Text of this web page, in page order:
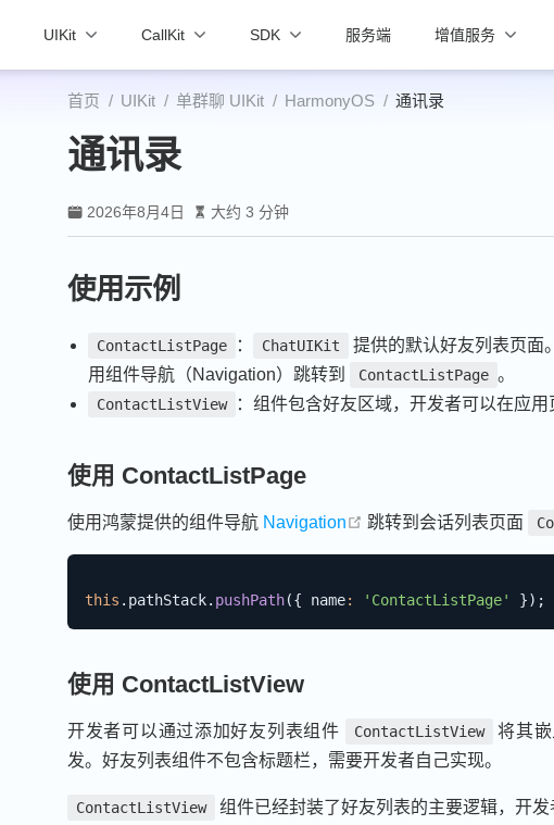
UIKit CallKit SDK 服务端 增值服务
首页 UIKit 单群聊 UIKit HarmonyOS 通讯录
通讯录
2026年8月4日 大约 3 分钟
使用示例
ContactListPage ： ChatUIKit
提供的默认好友列表页面
用组件导航（Navigation）跳转到
ContactListPage 。
ContactListView ：组件包含好友区域，开发者可以在应用
使用 ContactListPage
使用鸿蒙提供的组件导航 Navigation open in new window
跳转到会话列表页面
this . pathStack. pushPath({ name: 'ContactListPage' }) ;
使用 ContactListView
开发者可以通过添加好友列表组件 ContactListView
将其
发。好友列表组件不包含标题栏，需要开发者自己实现。
ContactListView
组件已经封装了好友列表的主要逻辑，开